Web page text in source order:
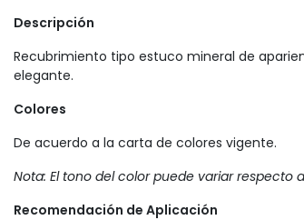
Descripción
Recubrimiento tipo estuco mineral de
elegante.
Colores
De acuerdo a la carta de colores vigente.
Nota: El tono del color puede variar respecto
Recomendación de Aplicación